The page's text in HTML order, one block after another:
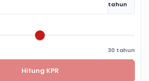
tahun
30 tahun
Hitung KPR